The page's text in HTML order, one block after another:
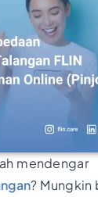
mendengar
? Mungkin